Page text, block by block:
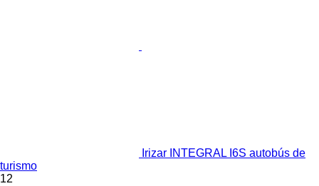
Irizar INTEGRAL I6S autobús de
turismo
12